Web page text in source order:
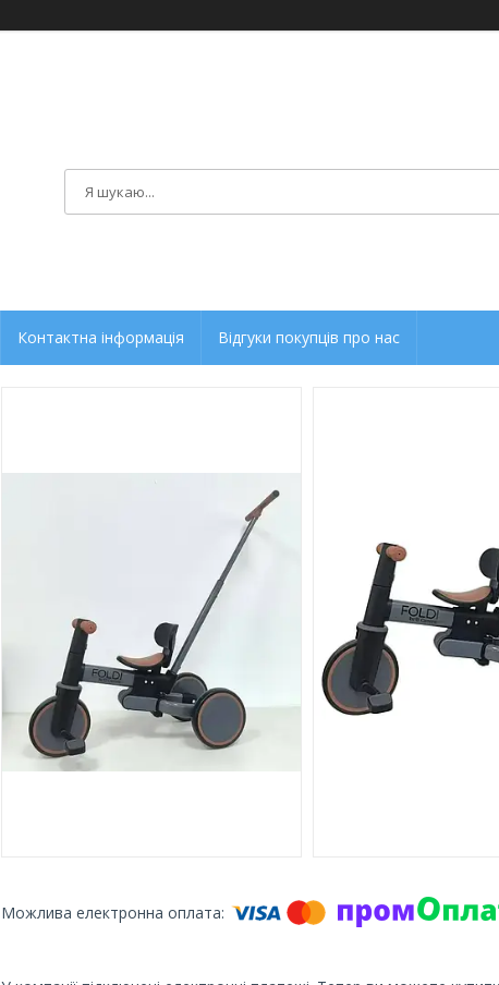
Контактна інформація Відгуки покупців про нас